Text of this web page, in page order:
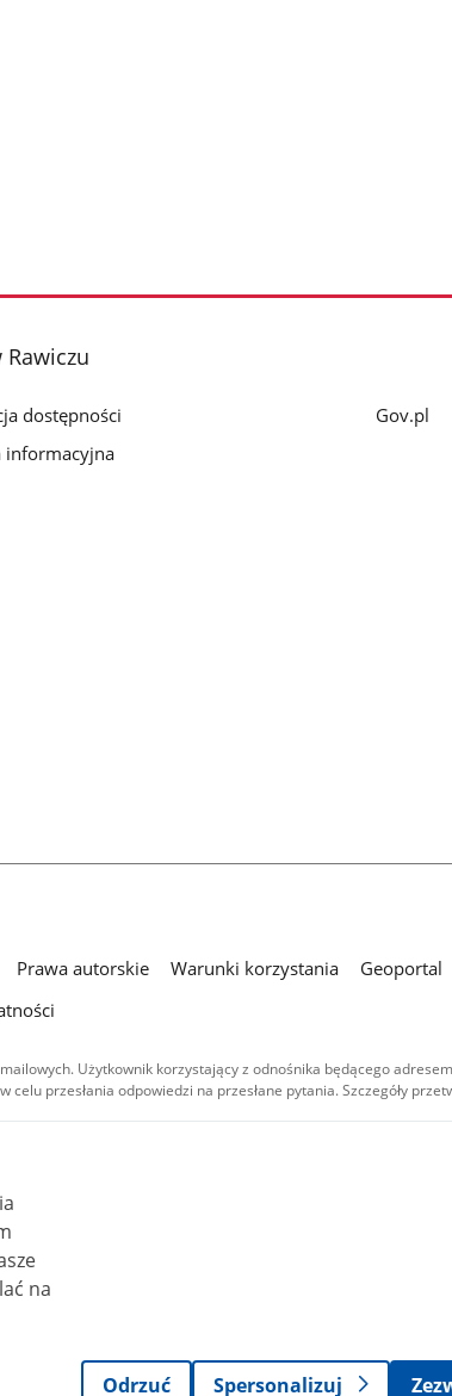
dostępności
informacyjna
Gov.pl
Prawa autorskie Warunki korzystania
Geoportal
Użytkownik korzystający z odnośnika będącego
przesłania odpowiedzi na przesłane pytania. Szczegóły
audiowizualnych), są
- na tych samych
zdjęcia, materiały audio i wideo,
autorstwa użycie niekomercyjne -
stwierdzone inaczej.
Odrzuć
Spersonalizuj